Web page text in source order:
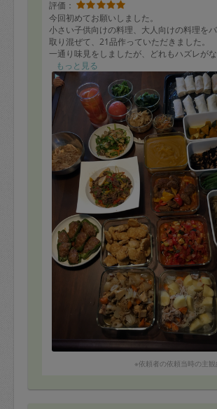
評価：
今回初めてお願いしました。
小さい子供向けの料理、大人向けの料理を
取り混ぜて、21品作っていただきました。
一通り味見をしましたが、どれもハズレが
味しかったです。
レビューなどを見てわかっていたことです
の品数が並ぶと感動します。そして今回の
凍保存可能とのこと、これからしばらく楽し
ただきたいと思います。
あと、人柄もとても良い方です。お話しなが
理できるって凄いなーと思います。
作業後はきれいにキッチンを片付けていただ
もっと見る
※依頼者の依頼当時の主観